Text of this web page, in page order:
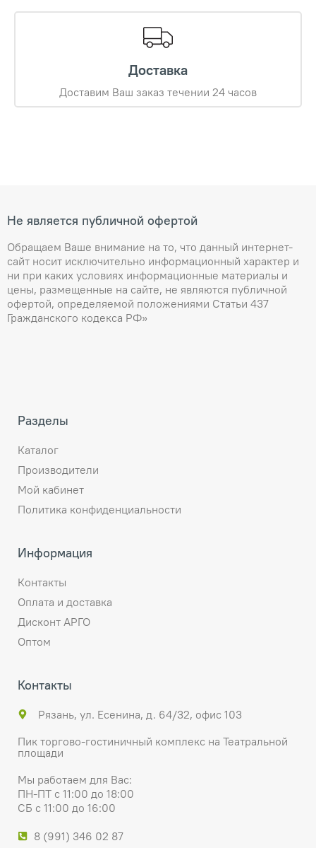
Доставка
Доставим Ваш заказ течении 24 часов
Не является публичной офертой
Обращаем Ваше внимание на то, что данный интернет-
сайт носит исключительно информационный характер и
ни при каких условиях информационные материалы и
цены, размещенные на сайте, не являются публичной
офертой, определяемой положениями Статьи 437
Гражданского кодекса РФ»
Разделы
Каталог
Производители
Мой кабинет
Политика конфиденциальности
Информация
Контакты
Оплата и доставка
Дисконт АРГО
Оптом
Контакты
Рязань, ул. Есенина, д. 64/32, офис 103
Пик торгово-гостиничный комплекс на Театральной
площади
Мы работаем для Вас:
ПН-ПТ с 11:00 до 18:00
СБ с 11:00 до 16:00
8 (991) 346 02 87